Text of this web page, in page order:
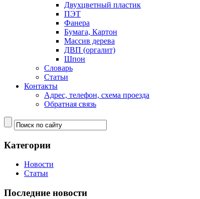
Двухцветный пластик
ПЭТ
Фанера
Бумага, Картон
Массив дерева
ДВП (оргалит)
Шпон
Словарь
Статьи
Контакты
Адрес, телефон, схема проезда
Обратная связь
Категории
Новости
Статьи
Последние новости